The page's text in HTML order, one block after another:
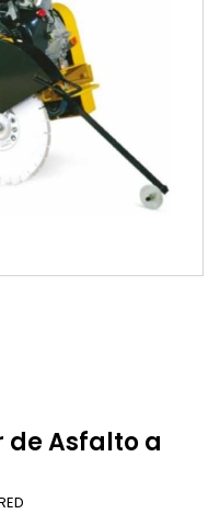
de Asfalto a